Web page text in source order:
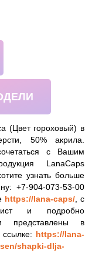
(Цвет гороховый) в
50% акрила.
с Вашим
LanaCaps
узнать больше
+7-904-073-53-00
https://lana-caps/, с
и подробно
представлены в
https://lana-
shapki-dlja-